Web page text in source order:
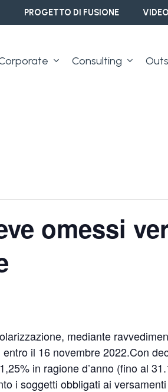
PROGETTO DI FUSIONE VIDEO
Consulting
omessi
mediante
il 16 novembre 2022.Con
in ragione d’anno (fino al
i soggetti obbligati ai